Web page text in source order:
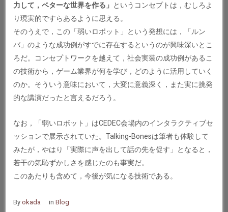
力して，ベターな世界を作る」 というコンセプトは，むしろよ
り現実的ですらあるように思える。
そのうえで，この「弱いロボット」という発想には，「ルン
バ」のような成功例がすでに存在するというのが興味深いとこ
ろだ。コンセプトワークを越えて，社会実装の成功例があるこ
の技術から，ゲーム業界が何を学び，どのように活用していく
のか。そういう意味において，大変に意義深く，また実に挑発
的な講演だったと言えるだろう。
なお，「弱いロボット」はCEDEC会場内のインタラクティブセ
ッションで展示されていた。Talking-Bonesは筆者も体験して
みたが，やはり「実際に声を出して話の先を促す」となると，
若干の気恥ずかしさを感じたのも事実だ。
このあたりも含めて，今後が気になる技術である。
Byokada inBlog